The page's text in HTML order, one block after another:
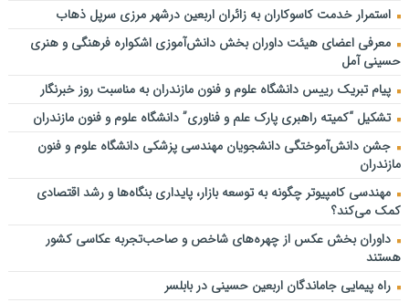
استمرار خدمت کاسوکاران به زائران اربعین درشهر مرزی سرپل ذهاب
معرفی اعضای هیئت داوران بخش دانش‌آموزی اشکواره فرهنگی و هنری
حسینی آمل
پیام تبریک رییس دانشگاه علوم و فنون مازندران به مناسبت روز خبرنگار
تشکیل “کمیته راهبری پارک علم و فناوری” دانشگاه علوم و فنون مازندران
جشن دانش‌آموختگی دانشجویان مهندسی پزشکی دانشگاه علوم و فنون
مازندران
مهندسی کامپیوتر چگونه به توسعه بازار، پایداری بنگاه‌ها و رشد اقتصادی
کمک می‌کند؟
داوران بخش عکس از چهره‌های شاخص و صاحب‌تجربه عکاسی کشور
هستند
راه پیمایی جاماندگان اربعین حسینی در بابلسر